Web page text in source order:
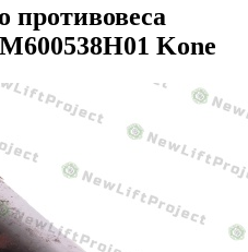
противовеса
Kone